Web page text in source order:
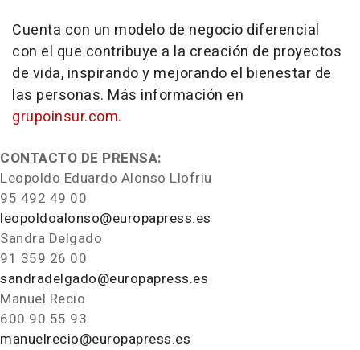
Cuenta con un modelo de negocio diferencial
con el que contribuye a la creación de proyectos
de vida, inspirando y mejorando el bienestar de
las personas. Más información en
grupoinsur.com.
CONTACTO DE PRENSA:
Leopoldo Eduardo Alonso Llofriu
95 492 49 00
leopoldoalonso@europapress.es
Sandra Delgado
91 359 26 00
sandradelgado@europapress.es
Manuel Recio
600 90 55 93
manuelrecio@europapress.es